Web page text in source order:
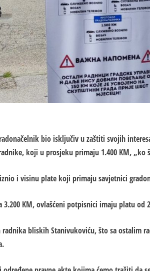
bio isključiv u zaštiti svojih
koji u prosjeku primaju 1.400 KM, „ko
i visinu plate koji primaju savjetnici
3.200 KM, ovlašćeni potpisnici imaju platu od
bliskih Stanivukoviću, što sa ostalim